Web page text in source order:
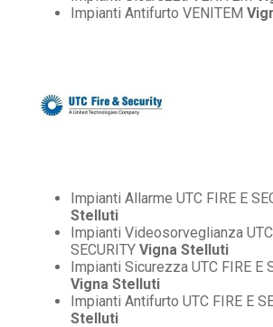
Impianti Antifurto VENITEM
Impianti Allarme UTC FIRE E
Stelluti
Impianti Videosorveglianza
SECURITY Vigna Stelluti
Impianti Sicurezza UTC FIRE E
Vigna Stelluti
Impianti Antifurto UTC FIRE E
Stelluti